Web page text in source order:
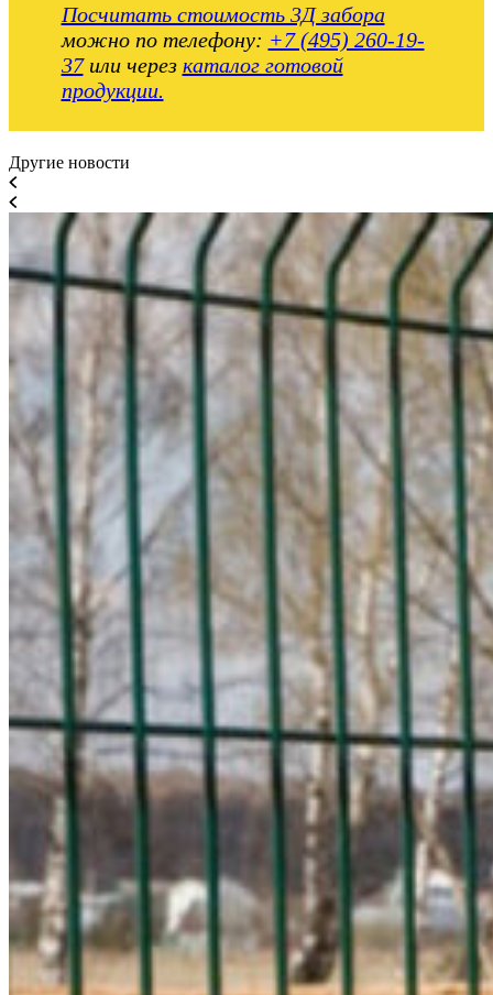
Посчитать стоимость 3Д забора
можно по телефону: +7 (495) 260-19-
37или через каталог готовой
продукции.
Другие новости